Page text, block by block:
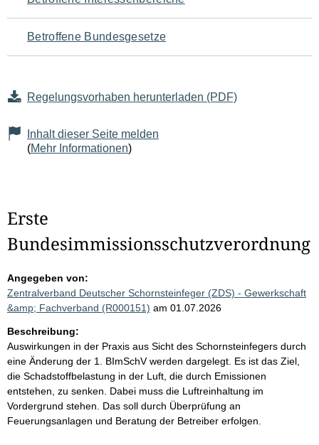
den
Seiteninhalt
Betroffene Bundesgesetze
Regelungsvorhaben herunterladen (PDF)
Inhalt dieser Seite melden
(Mehr Informationen)
Erste
Bundesimmissionsschutzverordnung
Angegeben von:
Zentralverband Deutscher Schornsteinfeger (ZDS) - Gewerkschaft
&amp; Fachverband (R000151) am 01.07.2026
Beschreibung:
Auswirkungen in der Praxis aus Sicht des Schornsteinfegers durch
eine Änderung der 1. BImSchV werden dargelegt. Es ist das Ziel,
die Schadstoffbelastung in der Luft, die durch Emissionen
entstehen, zu senken. Dabei muss die Luftreinhaltung im
Vordergrund stehen. Das soll durch Überprüfung an
Feuerungsanlagen und Beratung der Betreiber erfolgen.